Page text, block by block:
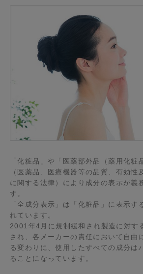
「化粧品」や「医薬部外品（薬用化粧
（医薬品、医療機器等の品質、有効性
に関する法律）により成分の表示が義
す。
「全成分表示」は「化粧品」に表示す
れています。
2001年4月に規制緩和され製造に対す
され、各メーカーの責任において自由
る変わりに、使用したすべての成分は
ることになっています。